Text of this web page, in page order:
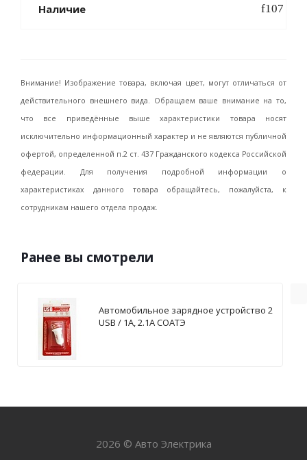
Наличие
Внимание! Изображение товара, включая цвет, могут отличаться от
действительного внешнего вида. Обращаем ваше внимание на то,
что все приведённые выше характеристики товара носят
исключительно информационный характер и не являются публичной
офертой, определенной п.2 ст. 437 Гражданского кодекса Российской
федерации. Для получения подробной информации о
характеристиках данного товара обращайтесь, пожалуйста, к
сотрудникам нашего отдела продаж.
Ранее вы смотрели
Автомобильное зарядное устройство 2
USB / 1А, 2.1А СОАТЭ
2026 © Авто Электрика